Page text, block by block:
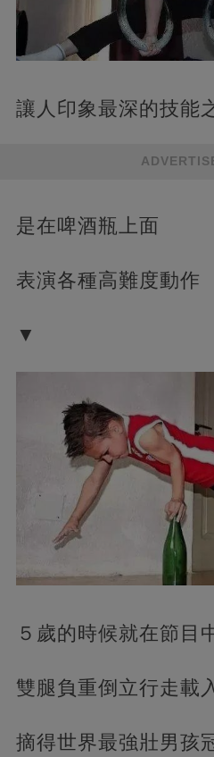
讓人印象最深的技能
是在啤酒瓶上面
表演各種高難度動作
▼
５歲的時候就在節目
雙腿負重倒立行走載
摘得世界最強壯男孩